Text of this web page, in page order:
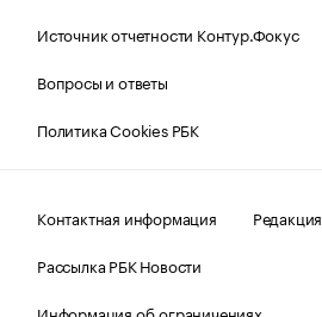
Источник отчетности Контур.Фокус
Вопросы и ответы
Политика Cookies РБК
Контактная информация
Редакция
Рассылка РБК Новости